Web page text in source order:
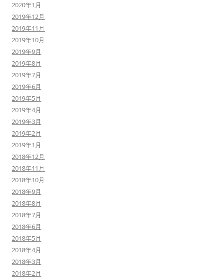
2020年1月
2019年12月
2019年11月
2019年10月
2019年9月
2019年8月
2019年7月
2019年6月
2019年5月
2019年4月
2019年3月
2019年2月
2019年1月
2018年12月
2018年11月
2018年10月
2018年9月
2018年8月
2018年7月
2018年6月
2018年5月
2018年4月
2018年3月
2018年2月